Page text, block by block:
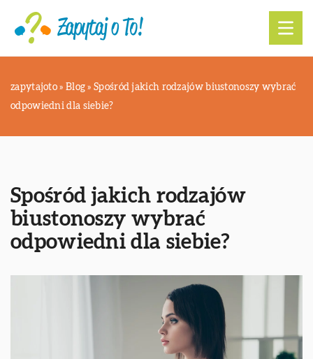
zapytajoto » Blog »Spośród jakich rodzajów biustonoszy wybrać
odpowiedni dla siebie?
Spośród jakich rodzajów
biustonoszy wybrać
odpowiedni dla siebie?